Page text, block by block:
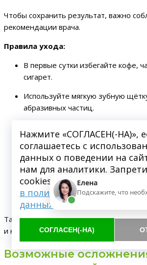
Чтобы сохранить результат, важно
рекомендации врача.
Правила ухода:
В первые сутки избегайте кофе,
сигарет.
Используйте мягкую зубную
абразивных частиц.
воспалений.
Через неделю можно
и уход.
Повторяйте профессиональную
месяцев.
Также рекомендуется регулярно
и нить, чтобы предотвратить
Возможные
Нажмите «СОГЛАСЕН(-НА)»,
соглашаетесь с
данных о поведении на
нам для аналитики.
cookies можете через
в политике обработки
данных
СОГЛАСЕН(-НА)
Елена
Подскажите, что